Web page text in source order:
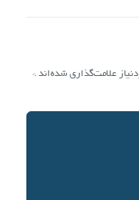
علامت‌گذاری شده‌اند *